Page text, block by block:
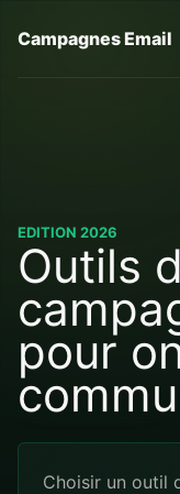
Campagnes Email
EDITION 2026
Outils
pour
Choisir un outil